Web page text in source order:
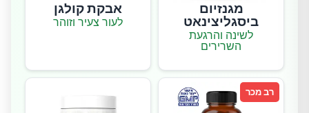
מגנזיום
ביסגליצינאט
לשינה והרגעת
השרירים
אבקת קולגן
לעור צעיר וזוהר
רב מכר